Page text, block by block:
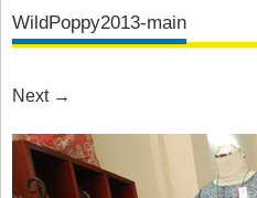
WildPoppy2013-main
Next →